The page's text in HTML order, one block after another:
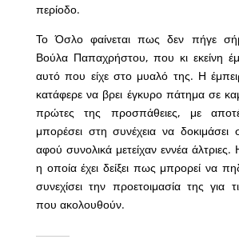
περίοδο.
Το Όσλο φαίνεται πως δεν πήγε
Βούλα Παπαχρήστου, που κι εκείνη
αυτό που είχε στο μυαλό της. Η
κατάφερε να βρει έγκυρο πάτημα σε
πρώτες της προσπάθειες, με
μπορέσει στη συνέχεια να δοκιμάσει
αφού συνολικά μετείχαν εννέα
η οποία έχει δείξει πως μπρορεί να
συνεχίσει την προετοιμασία της για
που ακολουθούν.